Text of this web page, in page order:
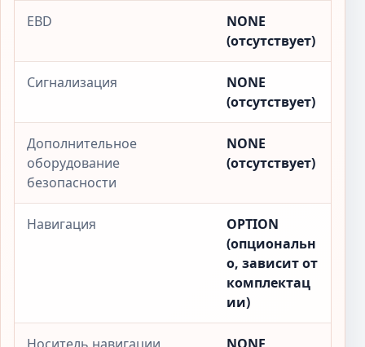
EBD
NONE
(отсутствует)
Сигнализация
NONE
(отсутствует)
Дополнительное
оборудование
безопасности
NONE
(отсутствует)
Навигация
OPTION
(опциональн
о, зависит от
комплектац
ии)